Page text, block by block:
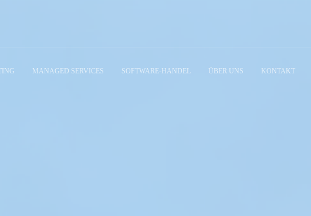
MANAGED SERVICES SOFTWARE-HANDEL ÜBER UNS KONTAKT